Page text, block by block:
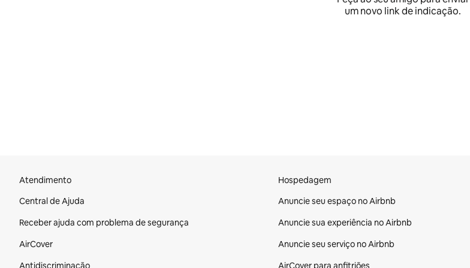
um novo link de indicação.
Atendimento
Central de Ajuda
Receber ajuda com problema de segurança
AirCover
Antidiscriminação
Hospedagem
Anuncie seu espaço no Airbnb
Anuncie sua experiência no Airbnb
Anuncie seu serviço no Airbnb
AirCover para anfitriões